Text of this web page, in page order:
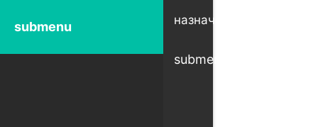
submenu назначению
submenu